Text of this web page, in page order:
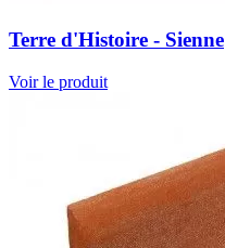
Terre d'Histoire - Sienne
Voir le produit